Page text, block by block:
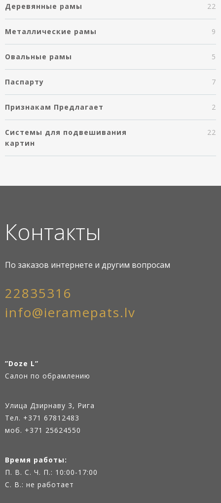
Деревянные рамы 22
Металлические рамы 9
Овальные рамы 5
Паспарту 7
Признакам Предлагает 2
Системы для подвешивания
картин
22
Контакты
По заказов интернете и другим вопросам
22835316
info@ieramepats.lv
”Doze L”
Салон по обрамлению
Улица Дзирнаву 3, Рига
Тел. +371 67812483
моб. +371 25624550
Время работы:
П. В. С. Ч. П.: 10:00-17:00
С. В.: не работает